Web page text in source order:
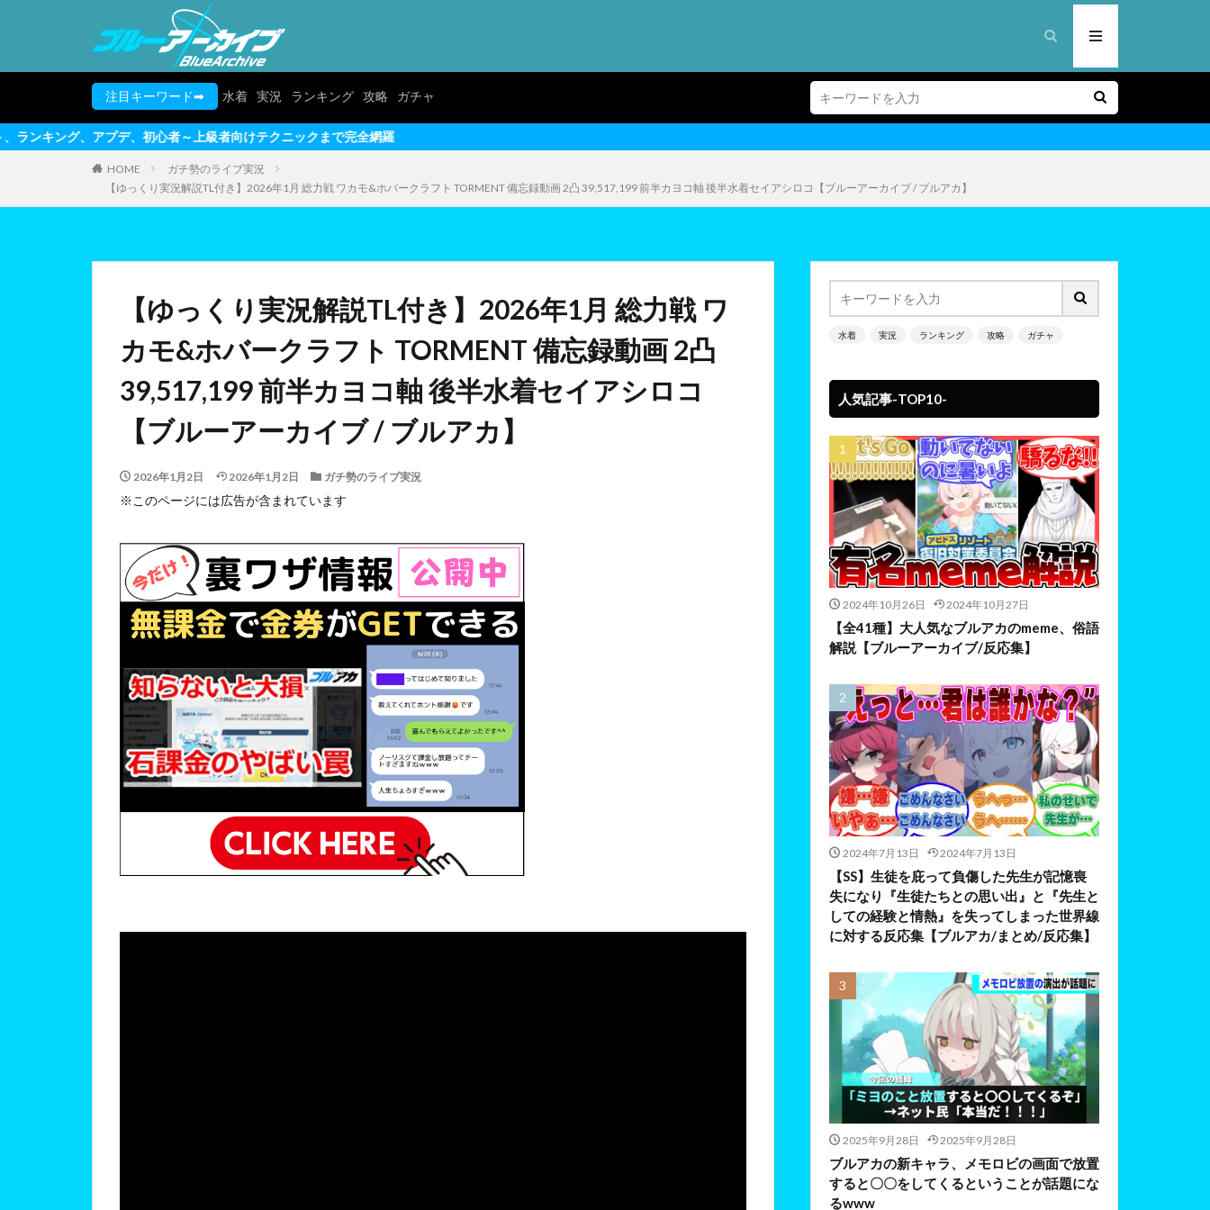
注目キーワード➡ 水着 実況 ランキング 攻略 ガチャ
初心者～上級者向けテクニックまで完全網羅
HOME
ガチ勢のライブ実況
【ゆっくり実況解説TL付き】2026年1月 総力戦 ワカモ&ホバークラフト TORMENT 備忘録動画 2凸 39,517,199 前半カヨコ軸 後半水着セイアシロコ【ブルーアーカイブ / ブルアカ】
【ゆっくり実況解説TL付き】2026年1月 総力戦 ワ
カモ&ホバークラフト TORMENT 備忘録動画 2凸
39,517,199 前半カヨコ軸 後半水着セイアシロコ
【ブルーアーカイブ / ブルアカ】
2026年1月2日 2026年1月2日 ガチ勢のライブ実況
※このページには広告が含まれています
水着 実況 ランキング 攻略 ガチャ
人気記事-TOP10-
2024年10月26日 2024年10月27日
【全41種】大人気なブルアカのmeme、俗語
解説【ブルーアーカイブ/反応集】
2024年7月13日 2024年7月13日
【SS】生徒を庇って負傷した先生が記憶喪
失になり『生徒たちとの思い出』と『先生と
しての経験と情熱』を失ってしまった世界線
に対する反応集【ブルアカ/まとめ/反応集】
2025年9月28日 2025年9月28日
ブルアカの新キャラ、メモロビの画面で放置
すると〇〇をしてくるということが話題にな
るwww